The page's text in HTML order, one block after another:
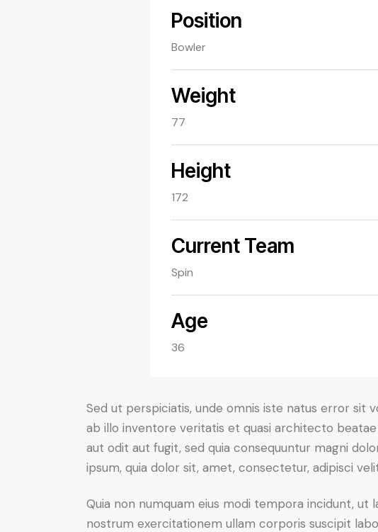
Position
Bowler
Weight
77
Height
172
Current Team
Spin
Age
36
Sed ut perspiciatis, unde omnis iste natus error sit
ab illo inventore veritatis et quasi architecto
aut odit aut fugit, sed quia consequuntur magni
ipsum, quia dolor sit, amet, consectetur, adipisci
Quia non numquam eius modi tempora incidunt,
nostrum exercitationem ullam corporis suscipit